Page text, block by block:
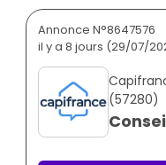
Annonce N°8647576
il y a 8 jours (29/07/
(57280)